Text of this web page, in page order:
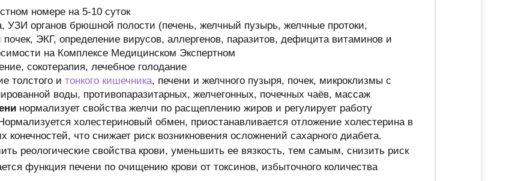
номере на 5-10 суток
УЗИ органов брюшной полости (печень, желчный пузырь, желчные протоки,
почек, ЭКГ, определение вирусов, аллергенов, паразитов, дефицита витаминов и
на Комплексе Медицинском Экспертном
сокотерапия, лечебное голодание
толстого и тонкого кишечника, печени и желчного пузыря, почек, микроклизмы с
воды, противопаразитарных, желчегонных, почечных чаёв, массаж
нормализует свойства желчи по расщеплению жиров и регулирует работу
холестериновый обмен, приостанавливается отложение холестерина в
конечностей, что снижает риск возникновения осложнений сахарного диабета.
реологические свойства крови, уменьшить ее вязкость, тем самым, снизить риск
функция печени по очищению крови от токсинов, избыточного количества